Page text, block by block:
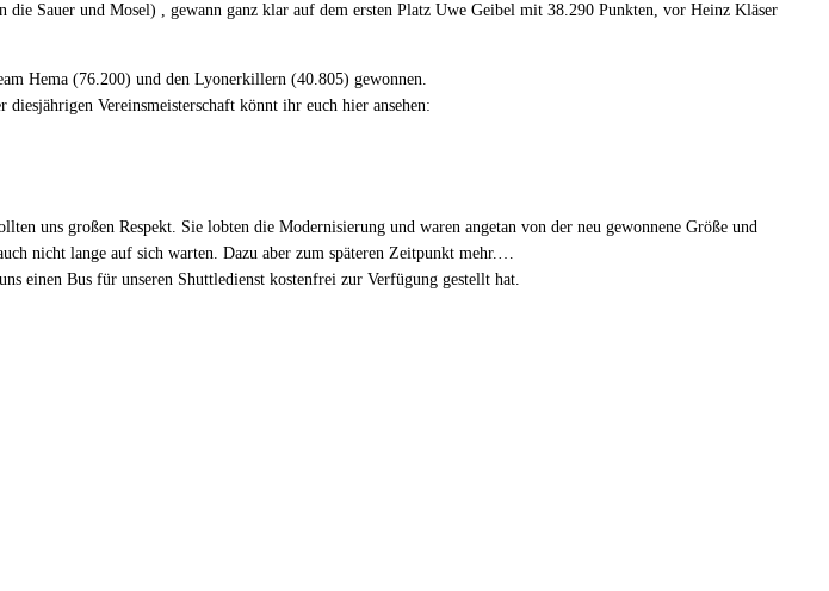
Sauer und Mosel) , gewann ganz klar auf dem ersten Platz Uwe Geibel mit 38.290 Punkten, vor Heinz Kläser
Hema (76.200) und den Lyonerkillern (40.805) gewonnen.
Vereinsmeisterschaft könnt ihr euch hier ansehen:
uns großen Respekt. Sie lobten die Modernisierung und waren angetan von der neu gewonnene Größe und
nicht lange auf sich warten. Dazu aber zum späteren Zeitpunkt mehr.…
einen Bus für unseren Shuttledienst kostenfrei zur Verfügung gestellt hat.